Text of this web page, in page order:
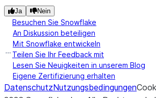
Ja Nein
Besuchen Sie Snowflake
An Diskussion beteiligen
Mit Snowflake entwickeln
Teilen Sie Ihr Feedback mit
Lesen Sie Neuigkeiten in unserem Blog
Eigene Zertifizierung erhalten
DatenschutzNutzungsbedingungen